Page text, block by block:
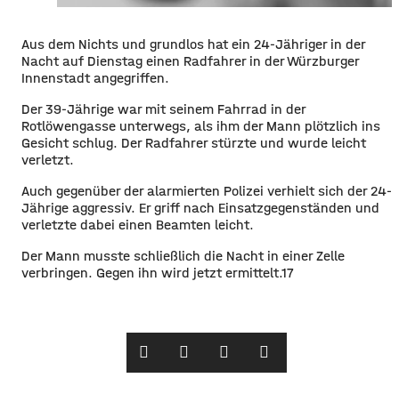
Aus dem Nichts und grundlos hat ein 24-Jähriger in der
Nacht auf Dienstag einen Radfahrer in der Würzburger
Innenstadt angegriffen.
Der 39-Jährige war mit seinem Fahrrad in der
Rotlöwengasse unterwegs, als ihm der Mann plötzlich ins
Gesicht schlug. Der Radfahrer stürzte und wurde leicht
verletzt.
Auch gegenüber der alarmierten Polizei verhielt sich der 24-
Jährige aggressiv. Er griff nach Einsatzgegenständen und
verletzte dabei einen Beamten leicht.
Der Mann musste schließlich die Nacht in einer Zelle
verbringen. Gegen ihn wird jetzt ermittelt.17